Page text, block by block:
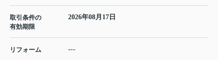
取引条件の
有効期限
2026年08月17日
リフォーム ---